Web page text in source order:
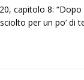
capitolo 8: “Dopo
per un po’ di